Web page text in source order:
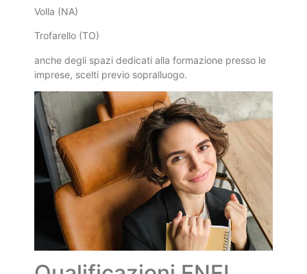
Volla (NA)
Trofarello (TO)
anche degli spazi dedicati alla formazione presso le
imprese, scelti previo sopralluogo.